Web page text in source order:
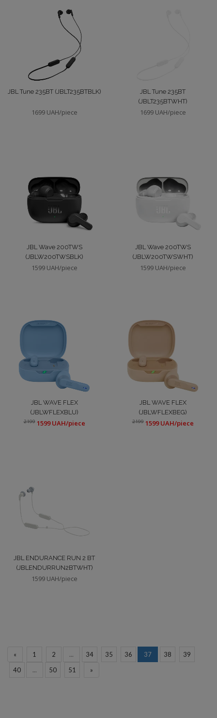
JBL Tune 235BT (JBLT235BTBLK)
1699 UAH/piece
JBL Tune 235BT
(JBLT235BTWHT)
1699 UAH/piece
JBL Wave 200TWS
(JBLW200TWSBLK)
1599 UAH/piece
JBL Wave 200TWS
(JBLW200TWSWHT)
1599 UAH/piece
JBL WAVE FLEX
(JBLWFLEXBLU)
21991599 UAH/piece
JBL WAVE FLEX
(JBLWFLEXBEG)
21991599 UAH/piece
JBL ENDURANCE RUN 2 BT
(JBLENDURRUN2BTWHT)
1599 UAH/piece
« 1 2 ... 34 35 36 37 38
39
40
... 50 51 »